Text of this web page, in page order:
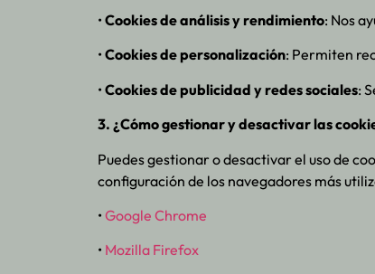
• Cookies de análisis y rendimiento: Nos
• Cookies de personalización: Permiten
• Cookies de publicidad y redes sociales:
3. ¿Cómo gestionar y desactivar las
Puedes gestionar o desactivar el uso de
configuración de los navegadores más
• Google Chrome
• Mozilla Firefox